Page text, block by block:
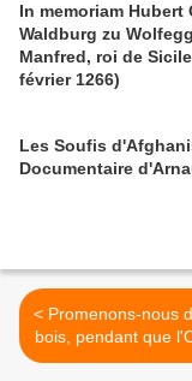
In memoriam Hubert
Waldburg zu
Manfred, roi de
février 1266)
Les Soufis
Documentaire
< Promenons-nous dans les
bois, pendant que
est pas...